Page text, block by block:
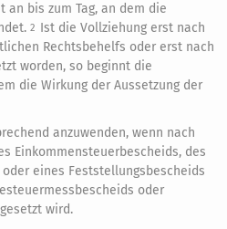
an bis zum Tag, an dem die
2 Ist die Vollziehung erst nach
Rechtsbehelfs oder erst nach
worden, so beginnt die
die Wirkung der Aussetzung der
anzuwenden, wenn nach
Einkommensteuerbescheids, des
eines Feststellungsbescheids
oder
wird.